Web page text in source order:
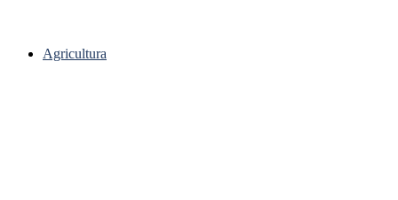
Agricultura